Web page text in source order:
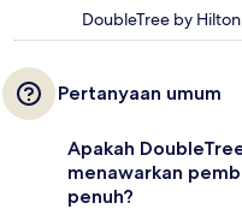
DoubleTree by
Pertanyaan umum
Apakah
menawarkan
penuh?